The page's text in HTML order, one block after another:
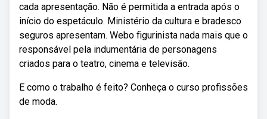
cada apresentação. Não é permitida a entrada após o
início do espetáculo. Ministério da cultura e bradesco
seguros apresentam. Webo figurinista nada mais que o
responsável pela indumentária de personagens
criados para o teatro, cinema e televisão.
E como o trabalho é feito? Conheça o curso profissões
de moda.